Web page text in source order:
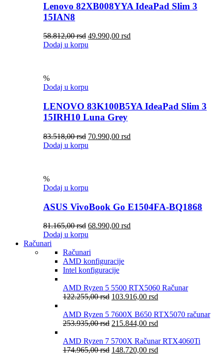
Lenovo 82XB008YYA IdeaPad Slim 3
15IAN8
58.812,00rsd 49.990,00 rsd
Dodaj u korpu
%
Dodaj u korpu
LENOVO 83K100B5YA IdeaPad Slim 3
15IRH10 Luna Grey
83.518,00rsd 70.990,00 rsd
Dodaj u korpu
%
Dodaj u korpu
ASUS VivoBook Go E1504FA-BQ1868
81.165,00rsd 68.990,00 rsd
Dodaj u korpu
Računari
Računari
AMD konfiguracije
Intel konfiguracije
AMD Ryzen 5 5500 RTX5060 Računar
122.255,00rsd 103.916,00 rsd
AMD Ryzen 5 7600X B650 RTX5070 računar
253.935,00rsd 215.844,00 rsd
AMD Ryzen 7 5700X Računar RTX4060Ti
174.965,00rsd 148.720,00 rsd